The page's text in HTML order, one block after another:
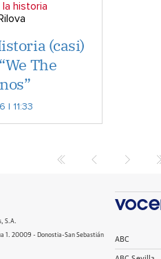
la historia
(casi)
The
| 11:33
S.A.
1. 20009 - Donostia-San Sebastián
ABC